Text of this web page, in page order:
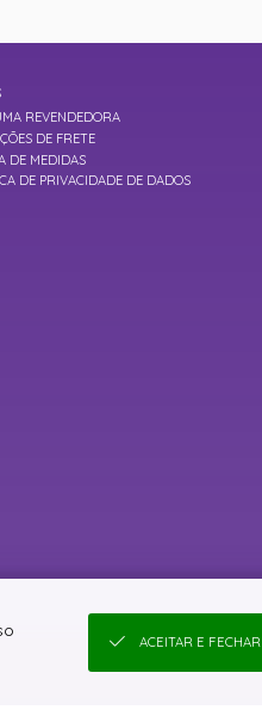
REVENDEDORA
DE FRETE
DE MEDIDAS
DE PRIVACIDADE DE DADOS
ACEITAR E FECHAR